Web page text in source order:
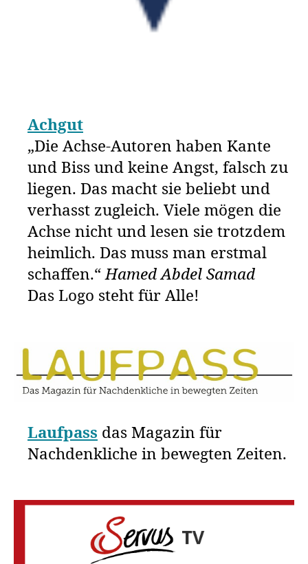
Achgut
„Die Achse-Autoren haben Kante
und Biss und keine Angst, falsch zu
liegen. Das macht sie beliebt und
verhasst zugleich. Viele mögen die
Achse nicht und lesen sie trotzdem
heimlich. Das muss man erstmal
schaffen.“Hamed Abdel Samad
Das Logo steht für Alle!
Laufpass das Magazin für
Nachdenkliche in bewegten Zeiten.